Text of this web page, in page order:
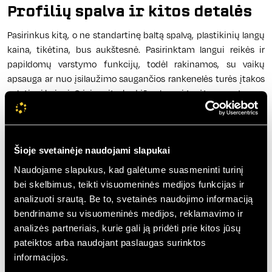
Šioje svetainėje naudojami slapukai
Naudojame slapukus, kad galėtume suasmeninti turinį
bei skelbimus, teikti visuomeninės medijos funkcijas ir
analizuoti srautą. Be to, svetainės naudojimo informaciją
bendriname su visuomeninės medijos, reklamavimo ir
analizės partneriais, kurie gali ją pridėti prie kitos jūsų
pateiktos arba naudojant paslaugas surinktos
informacijos.
Profilių spalva ir kitos detalės
Pasirinkus kitą, o ne standartinę baltą spalvą, plastikinių langų
kaina, tikėtina, bus aukštesnė. Pasirinktam langui reikės ir
papildomų varstymo funkcijų, todėl rakinamos, su vaikų
apsauga ar nuo įsilaužimo saugančios rankenelės turės įtakos
galutinei kainai. O jei norite, kad jūsų langai turėtų nematomus
vyrius, ar į komplektaciją nuspręsite įtraukti plastikinio lango
orlaidę ar vidaus ir lauko palanges, jų kaina bus didesnė.
Plastikinių langų skaičiuoklė
Jei nusprendėte senus langus pakeisti naujais,plastikinių
langų skaičiuoklė , kurią sudaro vos keli žingsniai, padės
sužinoti preliminarią jus dominančio užsakymo kainą. Jums
tereikia įrašyti dominančių gaminių kiekį, išmatavimus ir
pasirinkti funkcijas bei priedus. Pagal pateiktus duomenis
pardavimų skyrius pateiks jums konkretų pasiūlymą.